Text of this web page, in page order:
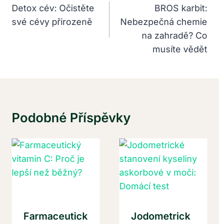
Pro
Příspěvek
Detox cév: Očistěte
své cévy přirozeně
BROS karbit:
Nebezpečná chemie
na zahradě? Co
musíte vědět
Podobné Příspěvky
Farmaceutick
Jodometrick